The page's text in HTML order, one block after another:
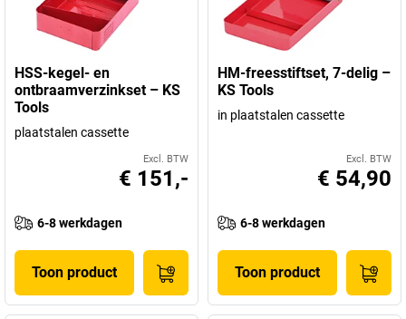
HSS-kegel- en
ontbraamverzinkset – KS
Tools
plaatstalen cassette
Excl. BTW
€ 151,-
6-8 werkdagen
Toon product
HM-freesstiftset, 7-delig –
KS Tools
in plaatstalen cassette
Excl. BTW
€ 54,90
6-8 werkdagen
Toon product